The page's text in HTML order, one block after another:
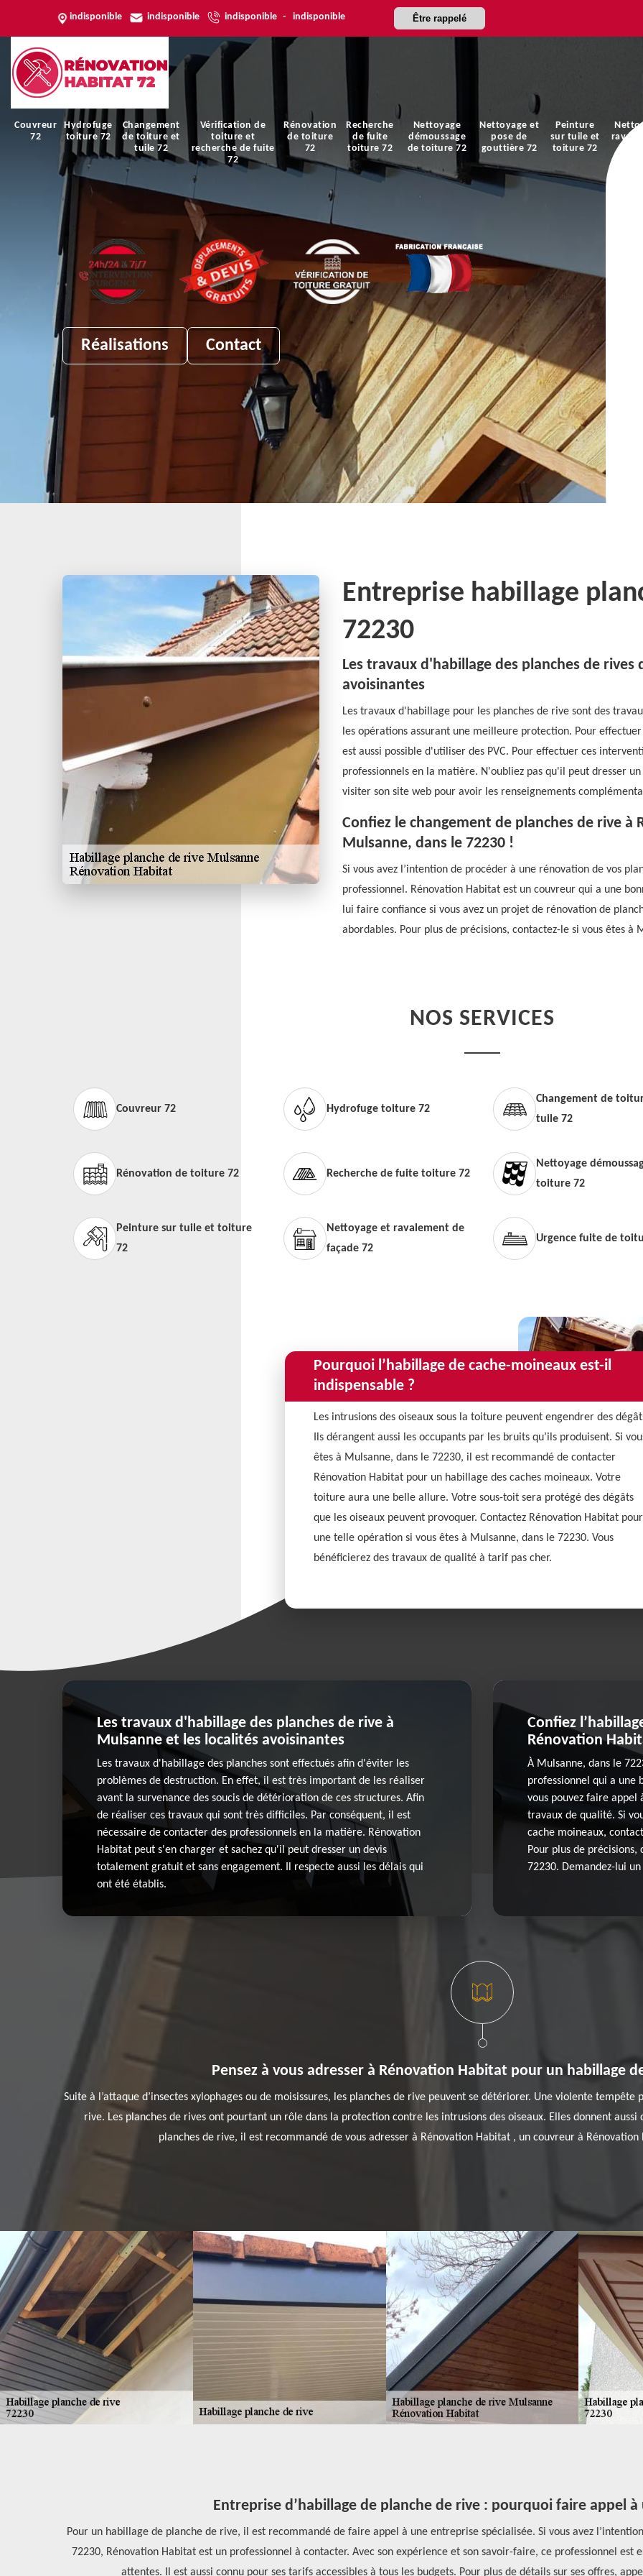
indisponible indisponible indisponible - indisponible Être rappelé
Couvreur
72
Hydrofuge
toiture 72
Changement
de toiture et
tuile 72
Vérification de
toiture et
recherche de fuite
72
Rénovation
de toiture
72
Recherche
de fuite
toiture 72
Nettoyage
démoussage
de toiture 72
Nettoyage et
pose de
gouttière 72
Peinture
sur tuile et
toiture 72
Réalisations Contact
Entreprise habillage
72230
Les travaux d'habillage des planches de rives
avoisinantes
Les travaux d'habillage pour les planches de rive sont des
les opérations assurant une meilleure protection. Pour
est aussi possible d'utiliser des PVC. Pour effectuer ces
professionnels en la matière. N'oubliez pas qu'il peut dresser
visiter son site web pour avoir les renseignements
Confiez le changement de planches de rive
Mulsanne, dans le 72230 !
Si vous avez l’intention de procéder à une rénovation de vos
professionnel. Rénovation Habitat est un couvreur qui a une
lui faire confiance si vous avez un projet de rénovation de
abordables. Pour plus de précisions, contactez-le si vous êtes à
NOS SERVICES
Couvreur 72 Hydrofuge toiture 72
Changement de
tuile 72
Rénovation de toiture 72 Recherche de fuite toiture 72
Nettoyage
toiture 72
Peinture sur tuile et toiture
72
Nettoyage et ravalement de
façade 72
Urgence fuite de
Pourquoi l’habillage de cache-moineaux est-il
indispensable ?
Les intrusions des oiseaux sous la toiture peuvent engendrer des
Ils dérangent aussi les occupants par les bruits qu’ils produisent. Si
êtes à Mulsanne, dans le 72230, il est recommandé de contacter
Rénovation Habitat pour un habillage des caches moineaux. Votre
toiture aura une belle allure. Votre sous-toit sera protégé des dégâts
que les oiseaux peuvent provoquer. Contactez Rénovation Habitat pour
une telle opération si vous êtes à Mulsanne, dans le 72230. Vous
bénéficierez des travaux de qualité à tarif pas cher.
Les travaux d'habillage des planches de rive à
Mulsanne et les localités avoisinantes
Les travaux d'habillage des planches sont effectués afin d'éviter les
problèmes de destruction. En effet, il est très important de les réaliser
avant la survenance des soucis de détérioration de ces structures. Afin
de réaliser ces travaux qui sont très difficiles. Par conséquent, il est
nécessaire de contacter des professionnels en la matière. Rénovation
Habitat peut s'en charger et sachez qu'il peut dresser un devis
totalement gratuit et sans engagement. Il respecte aussi les délais qui
ont été établis.
Confiez
Rénovation
À Mulsanne, dans le
professionnel qui a une
vous pouvez faire appel
travaux de qualité. Si
cache moineaux,
Pour plus de précisions,
72230. Demandez-lui
Pensez à vous adresser à Rénovation Habitat pour un habillage
Suite à l’attaque d’insectes xylophages ou de moisissures, les planches de rive peuvent se détériorer. Une violente
rive. Les planches de rives ont pourtant un rôle dans la protection contre les intrusions des oiseaux. Elles donnent
planches de rive, il est recommandé de vous adresser à Rénovation Habitat , un couvreur à
Entreprise d’habillage de planche de rive : pourquoi faire appel
Pour un habillage de planche de rive, il est recommandé de faire appel à une entreprise spécialisée. Si vous avez
72230, Rénovation Habitat est un professionnel à contacter. Avec son expérience et son savoir-faire, ce professionnel
attentes. Il est aussi connu pour ses tarifs accessibles à tous les budgets. Pour plus de détails sur ses offres,